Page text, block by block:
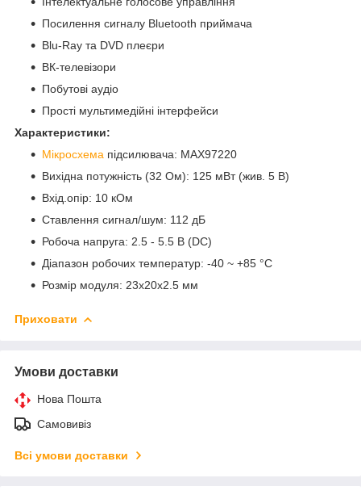
Посилення сигналу Bluetooth приймача
Blu-Ray та DVD плеєри
ВК-телевізори
Побутові аудіо
Прості мультимедійні інтерфейси
Характеристики:
Мікросхема підсилювача: MAX97220
Вихідна потужність (32 Ом): 125 мВт (жив. 5 В)
Вхід.опір: 10 кОм
Ставлення сигнал/шум: 112 дБ
Робоча напруга: 2.5 - 5.5 В (DC)
Діапазон робочих температур: -40 ~ +85 °С
Розмір модуля: 23x20x2.5 мм
Приховати
Умови доставки
Нова Пошта
Самовивіз
Всі умови доставки